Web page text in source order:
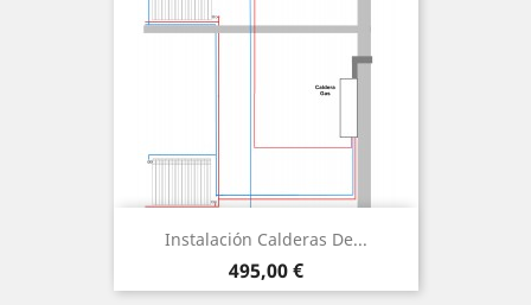
Instalación Calderas De...
Precio
495,00 €